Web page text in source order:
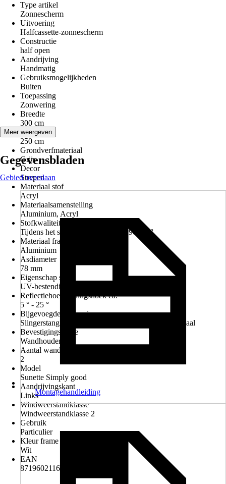
Type artikel
Zonnescherm
Uitvoering
Halfcassette-zonnescherm
Constructie
half open
Aandrijving
Handmatig
Gebruiksmogelijkheden
Buiten
Toepassing
Zonwering
Breedte
300 cm
Uitval
250 cm
Grondverfmateriaal
Grijs
Decor
Strepen
Materiaal stof
Acryl
Materiaalsamenstelling
Aluminium, Acryl
Stofkwaliteit
Tijdens het spinnen gekleurd ca. 290 g/m²
Materiaal frame
Aluminium
Asdiameter
78 mm
Eigenschap stof
UV-bestendig, Waterafstotend
Reflectiehoek/hellingshoek ca.
5 ° - 25 °
Bijgevoegde accessoires
Slingerstang 160cm en standaard bevestigingsmateriaal
Bevestigingswijze
Wandhouder
Aantal wand- / plafondhouders
2
Model
Sunette Simply good
Aandrijvingskant
Links
Windweerstandklasse
Windweerstandklasse 2
Gebruik
Particulier
Kleur frame
Wit
EAN
8719602116256
Meer weergeven
Gegevensbladen
Gebied overslaan
Montagehandleiding